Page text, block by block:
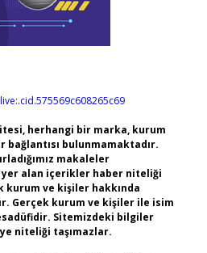
herhangi bir marka, kurum
bağlantısı bulunmamaktadır.
makaleler
yer alan içerikler haber niteliği
kurum ve kişiler hakkında
Gerçek kurum ve kişiler ile isim
Sitemizdeki bilgiler
niteliği taşımazlar.